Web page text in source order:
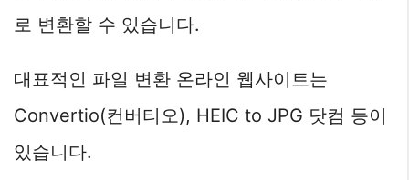
로 변환할 수 있습니다.
대표적인 파일 변환 온라인 웹사이트는
Convertio(컨버티오), HEIC to JPG 닷컴 등이
있습니다.